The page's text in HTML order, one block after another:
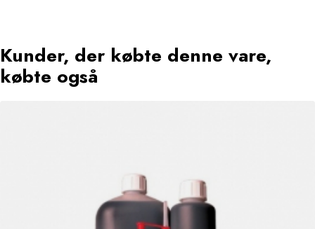
kunder, der købte denne vare,
købte også